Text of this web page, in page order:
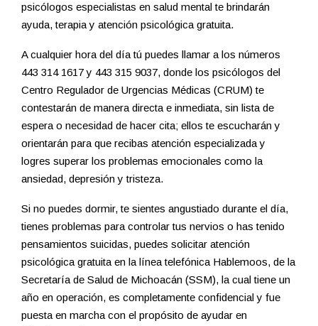
psicólogos especialistas en salud mental te brindarán
ayuda, terapia y atención psicológica gratuita.
A cualquier hora del día tú puedes llamar a los números
443 314 1617 y 443 315 9037, donde los psicólogos del
Centro Regulador de Urgencias Médicas (CRUM) te
contestarán de manera directa e inmediata, sin lista de
espera o necesidad de hacer cita; ellos te escucharán y
orientarán para que recibas atención especializada y
logres superar los problemas emocionales como la
ansiedad, depresión y tristeza.
Si no puedes dormir, te sientes angustiado durante el día,
tienes problemas para controlar tus nervios o has tenido
pensamientos suicidas, puedes solicitar atención
psicológica gratuita en la línea telefónica Hablemoos, de la
Secretaría de Salud de Michoacán (SSM), la cual tiene un
año en operación, es completamente confidencial y fue
puesta en marcha con el propósito de ayudar en